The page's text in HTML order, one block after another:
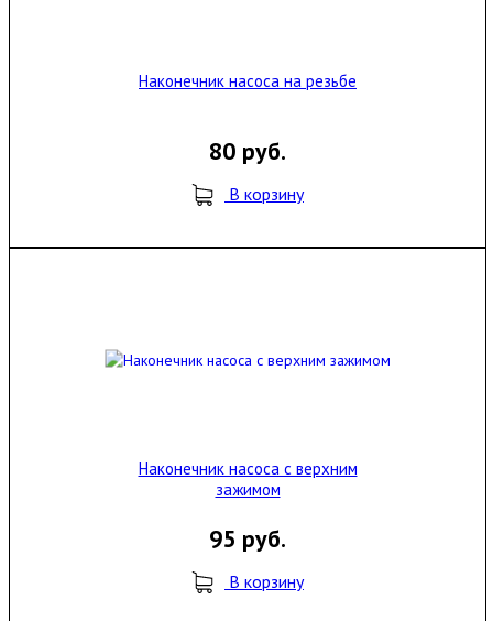
Наконечник насоса на резьбе
80 руб.
В корзину
Наконечник насоса с верхним
зажимом
95 руб.
В корзину